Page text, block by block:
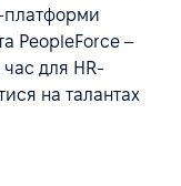
платформи
PeopleForce –
час для HR-
на талантах